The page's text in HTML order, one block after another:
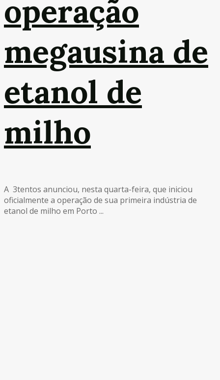
operação
megausina de
etanol de
milho
A 3tentos anunciou, nesta quarta-feira, que iniciou
oficialmente a operação de sua primeira indústria de
etanol de milho em Porto ...